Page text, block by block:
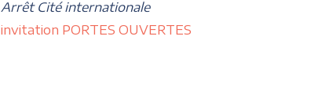
Arrêt Cité internationale
invitation PORTES OUVERTES